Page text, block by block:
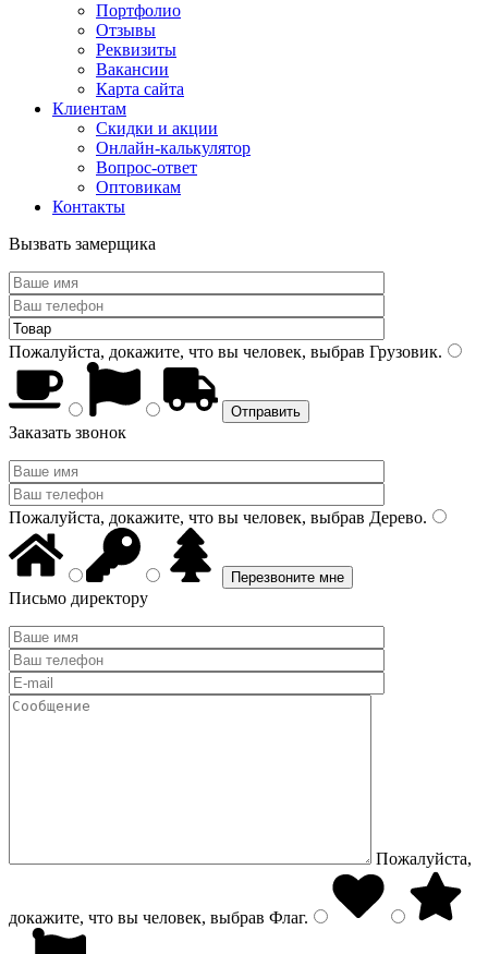
Портфолио
Отзывы
Реквизиты
Вакансии
Карта сайта
Клиентам
Скидки и акции
Онлайн-калькулятор
Вопрос-ответ
Оптовикам
Контакты
Вызвать замерщика
Пожалуйста, докажите, что вы человек, выбрав Грузовик.
Заказать звонок
Пожалуйста, докажите, что вы человек, выбрав Дерево.
Письмо директору
Пожалуйста,
докажите, что вы человек, выбрав Флаг.